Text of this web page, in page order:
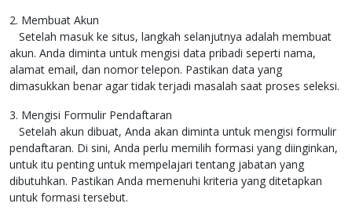
2. Membuat Akun
Setelah masuk ke situs, langkah selanjutnya adalah membuat
akun. Anda diminta untuk mengisi data pribadi seperti nama,
alamat email, dan nomor telepon. Pastikan data yang
dimasukkan benar agar tidak terjadi masalah saat proses seleksi.
3. Mengisi Formulir Pendaftaran
Setelah akun dibuat, Anda akan diminta untuk mengisi formulir
pendaftaran. Di sini, Anda perlu memilih formasi yang diinginkan,
untuk itu penting untuk mempelajari tentang jabatan yang
dibutuhkan. Pastikan Anda memenuhi kriteria yang ditetapkan
untuk formasi tersebut.